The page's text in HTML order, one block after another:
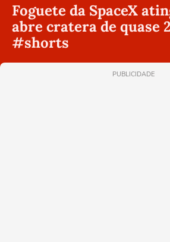
Foguete da SpaceX
abre cratera de quase
#shorts
PUBLICIDADE